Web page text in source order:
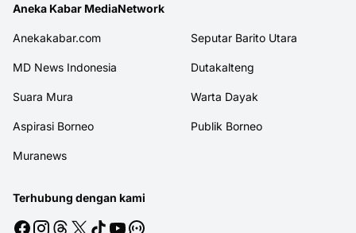
Aneka Kabar MediaNetwork
Anekakabar.com Seputar Barito Utara
MD News Indonesia Dutakalteng
Suara Mura Warta Dayak
Aspirasi Borneo Publik Borneo
Muranews
Terhubung dengan kami